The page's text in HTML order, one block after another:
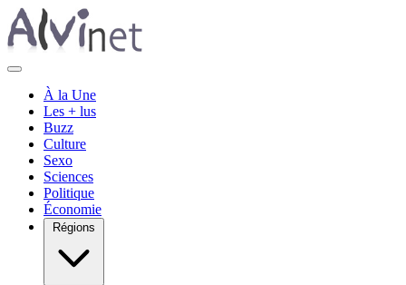
À la Une
Les + lus
Buzz
Culture
Sexo
Sciences
Politique
Économie
Régions